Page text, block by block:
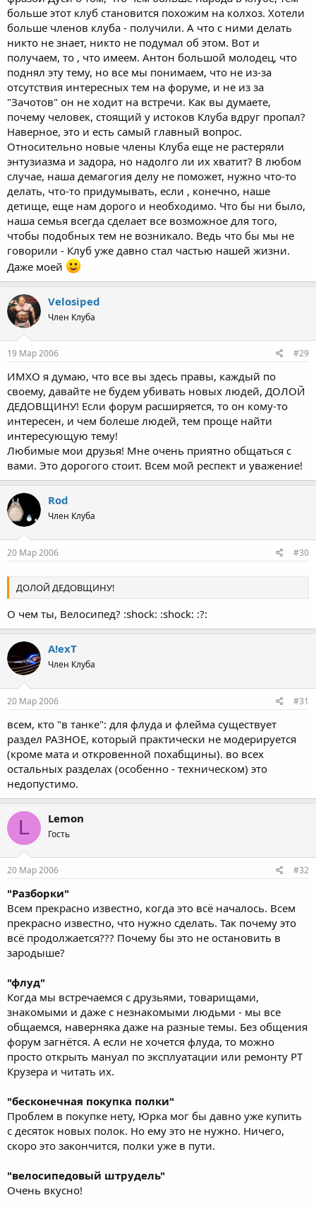
больше этот клуб становится похожим на колхоз. Хотели
больше членов клуба - получили. А что с ними делать
никто не знает, никто не подумал об этом. Вот и
получаем, то , что имеем. Антон большой молодец, что
поднял эту тему, но все мы понимаем, что не из-за
отсутствия интересных тем на форуме, и не из за
"Зачотов" он не ходит на встречи. Как вы думаете,
почему человек, стоящий у истоков Клуба вдруг пропал?
Наверное, это и есть самый главный вопрос.
Относительно новые члены Клуба еще не растеряли
энтузиазма и задора, но надолго ли их хватит? В любом
случае, наша демагогия делу не поможет, нужно что-то
делать, что-то придумывать, если , конечно, наше
детище, еще нам дорого и необходимо. Что бы ни было,
наша семья всегда сделает все возможное для того,
чтобы подобных тем не возникало. Ведь что бы мы не
говорили - Клуб уже давно стал частью нашей жизни.
Даже моей
Velosiped
Член Клуба
19 Мар 2006 #29
ИМХО я думаю, что все вы здесь правы, каждый по
своему, давайте не будем убивать новых людей, ДОЛОЙ
ДЕДОВЩИНУ! Если форум расширяется, то он кому-то
интересен, и чем болеше людей, тем проще найти
интересующую тему!
Любимые мои друзья! Мне очень приятно общаться с
вами. Это дорогого стоит. Всем мой респект и уважение!
Rod
Член Клуба
20 Мар 2006 #30
ДОЛОЙ ДЕДОВЩИНУ!
О чем ты, Велосипед? :shock: :shock: :?:
A!exT
Член Клуба
20 Мар 2006 #31
всем, кто "в танке": для флуда и флейма существует
раздел РАЗНОЕ, который практически не модерируется
(кроме мата и откровенной похабщины). во всех
остальных разделах (особенно - техническом) это
недопустимо.
L Lemon
Гость
20 Мар 2006 #32
"Разборки"
Всем прекрасно известно, когда это всё началось. Всем
прекрасно известно, что нужно сделать. Так почему это
всё продолжается??? Почему бы это не остановить в
зародыше?
"флуд"
Когда мы встречаемся с друзьями, товарищами,
знакомыми и даже с незнакомыми людьми - мы все
общаемся, наверняка даже на разные темы. Без общения
форум загнётся. А если не хочется флуда, то можно
просто открыть мануал по эксплуатации или ремонту PT
Крузера и читать их.
"бесконечная покупка полки"
Проблем в покупке нету, Юрка мог бы давно уже купить
с десяток новых полок. Но ему это не нужно. Ничего,
скоро это закончится, полки уже в пути.
"велосипедовый штрудель"
Очень вкусно!